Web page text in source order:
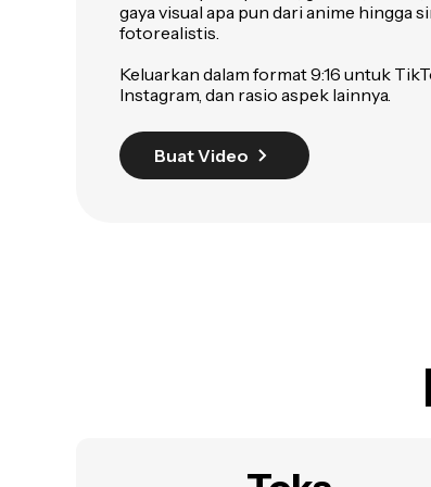
gaya visual apa pun dari anime hingga
fotorealistis.
Keluarkan dalam format 9:16 untuk
Instagram, dan rasio aspek lainnya.
Buat Video